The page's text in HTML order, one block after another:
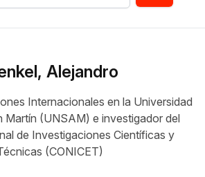
Alejandro
Internacionales en la Universidad
Martín (UNSAM) e investigador del
de Investigaciones Científicas y
(CONICET)